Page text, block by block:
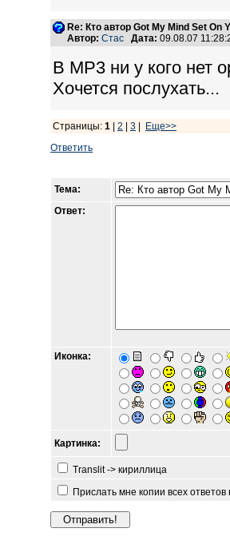
Re: Кто автор Got My Mind Set On
Автор: Стас Дата: 09.08.07
В MP3 ни у кого нет
Хочется послухать...
Страницы: 1 2 3
Еще>>
Ответить
Тема:
Ответ:
Иконка:
Картинка:
Translit -> кириллица
Прислать мне копии всех